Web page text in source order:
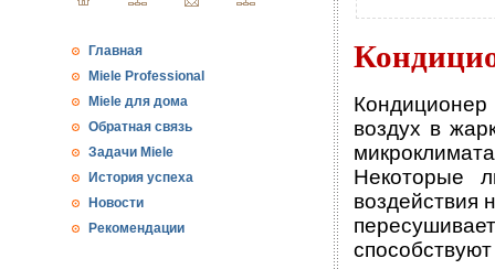
Главная
Miele Professional
Miele для дома
Обратная связь
Задачи Miele
История успеха
Новости
Рекомендации
воздух в
Некоторые
воздействия